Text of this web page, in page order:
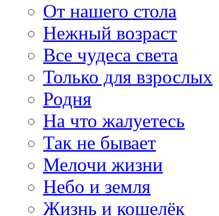
От нашего стола
Нежный возраст
Все чудеса света
Только для взрослых
Родня
На что жалуетесь
Так не бывает
Мелочи жизни
Небо и земля
Жизнь и кошелёк